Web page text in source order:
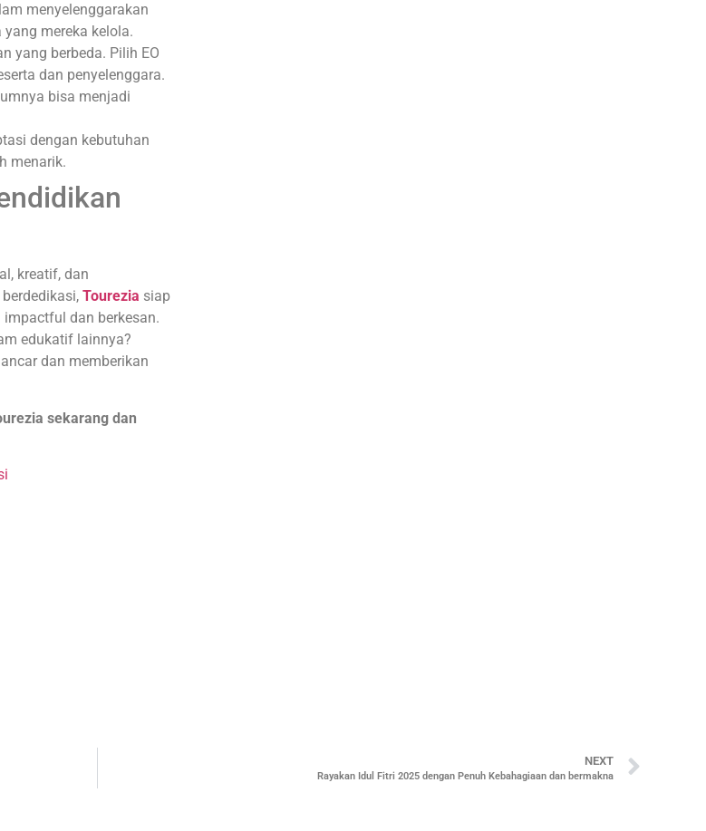
menyelenggarakan
mereka kelola.
yang berbeda. Pilih EO
dan penyelenggara.
bisa menjadi
dengan kebutuhan
menarik.
kreatif, dan
Tourezia siap
dan berkesan.
edukatif lainnya?
dan memberikan
sekarang dan
NEXT
Rayakan Idul Fitri 2025 dengan Penuh Kebahagiaan dan bermakna